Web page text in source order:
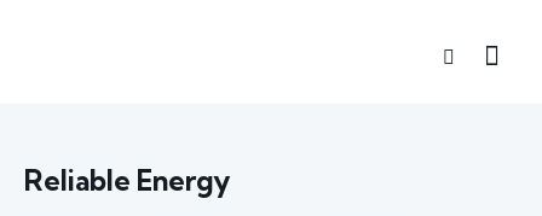
Reliable Energy